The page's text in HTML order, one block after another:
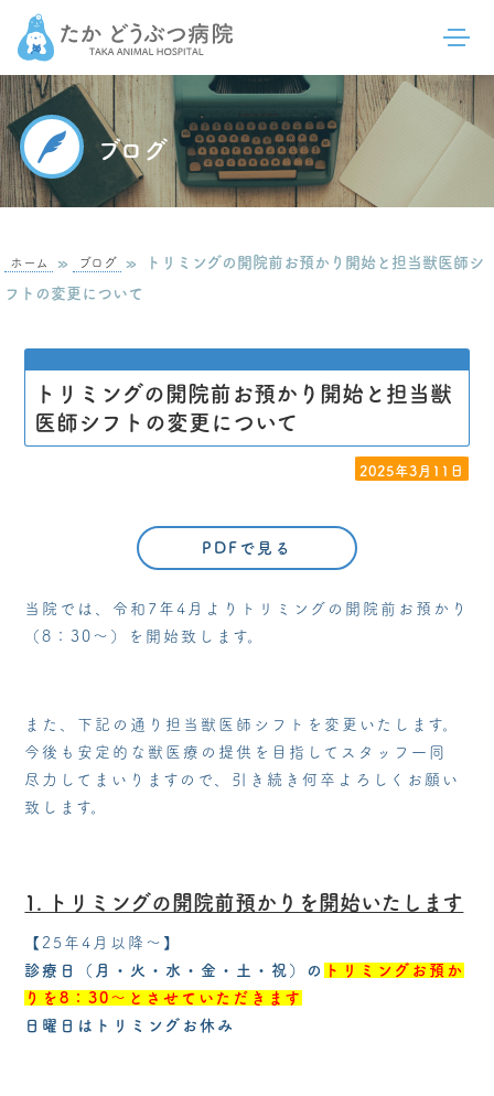
ブログ
ホーム » ブログ »
トリミングの開院前お預かり開始と担当獣医師シ
フトの変更について
トリミングの開院前お預かり開始と担当獣
医師シフトの変更について
2025年3月11日
PDFで見る
当院では、令和7年4月よりトリミングの開院前お預かり
（8：30～）を開始致します。
また、下記の通り担当獣医師シフトを変更いたします。
今後も安定的な獣医療の提供を目指してスタッフ一同
尽力してまいりますので、引き続き何卒よろしくお願い
致します。
1. トリミングの開院前預かりを開始いたします
【25年4月以降～】
診療日（月・火・水・金・土・祝）の
トリミングお預か
りを8：30～とさせていただきます
日曜日はトリミングお休み